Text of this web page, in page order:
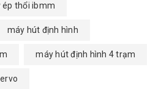
ép thổi ibmm
máy hút định hình
máy hút định hình 4 trạm